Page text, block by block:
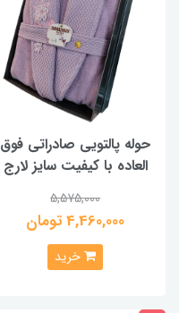
حوله پالتویی صادراتی فوق
العاده با کیفیت سایز لارج
5,575,000
4,460,000 تومان
خرید